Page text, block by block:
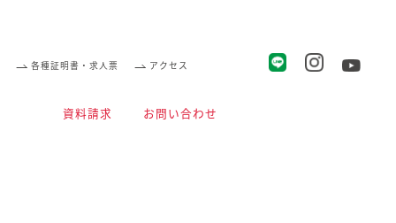
各種証明書・求人票 アクセス
資料請求 お問い合わせ